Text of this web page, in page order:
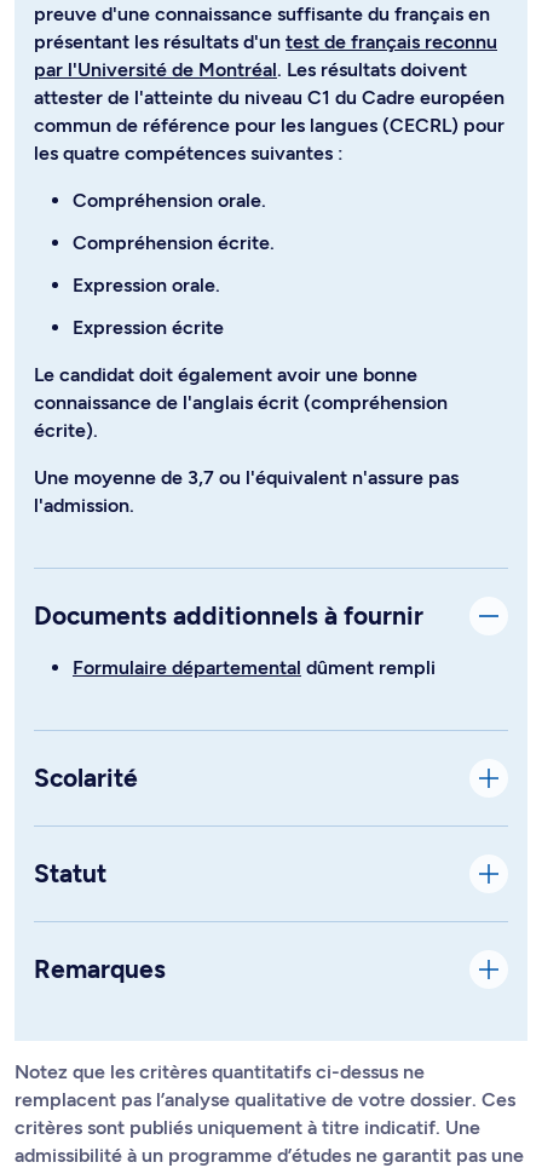
preuve d'une connaissance suffisante du français en
présentant les résultats d'un test de français reconnu
par l'Université de Montréal. Les résultats doivent
attester de l'atteinte du niveau C1 du Cadre européen
commun de référence pour les langues (CECRL) pour
les quatre compétences suivantes :
Compréhension orale.
Compréhension écrite.
Expression orale.
Expression écrite
Le candidat doit également avoir une bonne
connaissance de l'anglais écrit (compréhension
écrite).
Une moyenne de 3,7 ou l'équivalent n'assure pas
l'admission.
Documents additionnels à fournir
Formulaire départemental dûment rempli
Scolarité
Statut
Remarques
Notez que les critères quantitatifs ci-dessus ne
remplacent pas l’analyse qualitative de votre dossier. Ces
critères sont publiés uniquement à titre indicatif. Une
admissibilité à un programme d’études ne garantit pas une